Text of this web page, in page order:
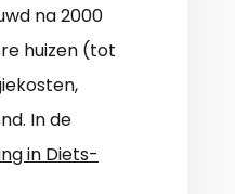
na 2000
huizen (tot
In de
in Diets-